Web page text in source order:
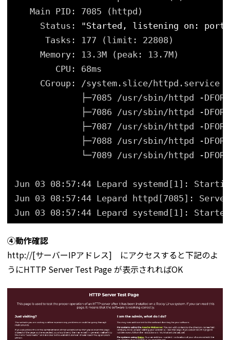
Main PID: 7085 (httpd)
Status: "Started, listening on: port
Tasks: 177 (limit: 22808)
Memory: 13.3M (peak: 13.7M)
CPU: 68ms
CGroup: /system .slice/httpd .service
├─7085 /usr/sbin/httpd
-
├─7086 /usr/sbin/httpd
-
├─7087 /usr/sbin/httpd
-
├─7088 /usr/sbin/httpd
-
└─7089 /usr/sbin/httpd -
Jun 03 08:57:44 Lepard systemd[1]:
Jun 03 08:57:44 Lepard httpd[7085]:
Jun 03 08:57:44 Lepard systemd[1]:
④動作確認
http://[サーバーIPアドレス] にアクセスすると下記のよ
うにHTTP Server Test Page が表示されればOK